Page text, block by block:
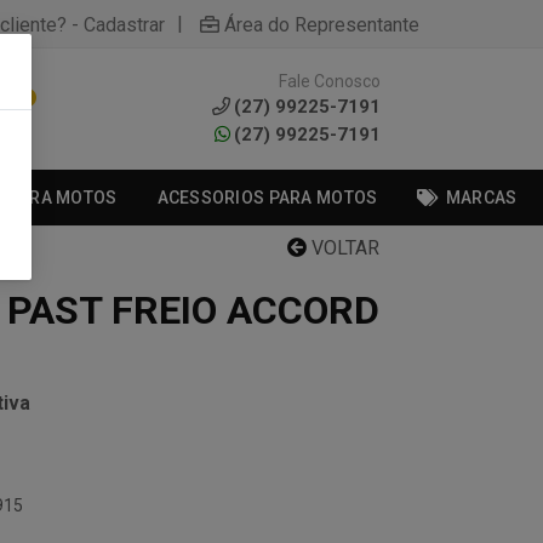
- Cadastrar | Área do Representante
Fale Conosco
(27) 99225-7191
(27) 99225-7191
PARA MOTOS ACESSORIOS PARA MOTOS MARCAS
VOLTAR
FREIO ACCORD